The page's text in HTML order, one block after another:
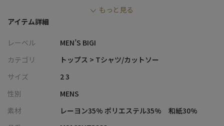
程よくゆとりあるシルエットがリラックス感を演出しつつ、シア
インナーとの重ね着で表情を変えて楽しめる、夏に最適な一着で
す。
【デザイン/素材】
12ゲージの透かしバイアス編みを採用、トレンドのシアー感をメ
ッシュ調の編み地で表現しました。
和紙混の糸を使用した機能素材は、手に触れた瞬間にさらりとし
もっと見る
アイテム詳細
レーベル
MEN’S BIGI
カテゴリ
トップス > Tシャツ/カットソー
サイズ
2 3
性別
MENS
素材
レーヨン35% ポリエステル35% 和紙30%